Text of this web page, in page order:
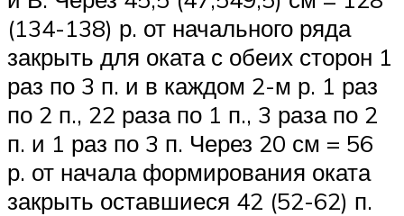
(134-138) р. от начального ряда
закрыть для оката с обеих сторон 1
раз по 3 п. и в каждом 2-м р. 1 раз
по 2 п., 22 раза по 1 п., 3 раза по 2
п. и 1 раз по 3 п. Через 20 см = 56
р. от начала формирования оката
закрыть оставшиеся 42 (52-62) п.